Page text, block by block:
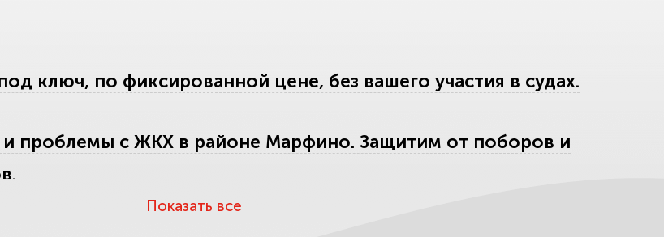
ключ, по фиксированной цене, без вашего участия в судах.
проблемы с ЖКХ в районе Марфино. Защитим от поборов и
Показать все